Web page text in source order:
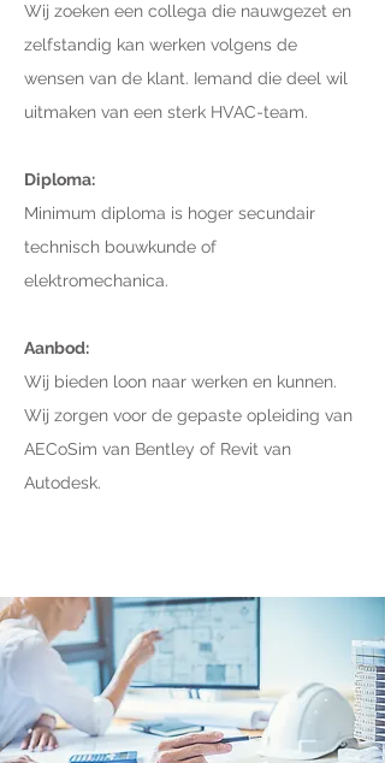
Wij zoeken een collega die nauwgezet en
zelfstandig kan werken volgens de
wensen van de klant. Iemand die deel wil
uitmaken van een sterk HVAC-team.
Diploma:
Minimum diploma is hoger secundair
technisch bouwkunde of
elektromechanica.
Aanbod:
Wij bieden loon naar werken en kunnen.
Wij zorgen voor de gepaste opleiding van
AECoSim van Bentley of Revit van
Autodesk.